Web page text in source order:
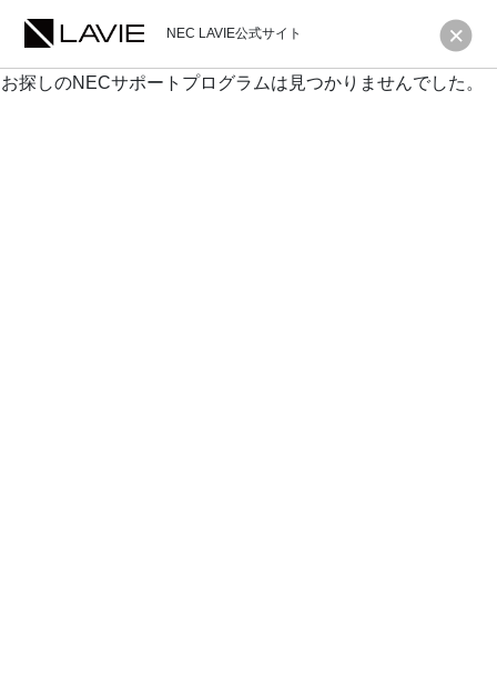
NEC LAVIE公式サイト
お探しのNECサポートプログラムは見つかりませんでした。